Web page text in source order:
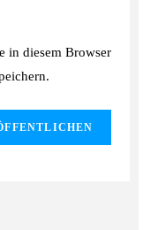
in diesem Browser